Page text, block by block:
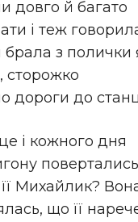
довго й багато
і теж
з полички
сторожко
дороги до
і кожного дня
повертались
Михайлик?
що її